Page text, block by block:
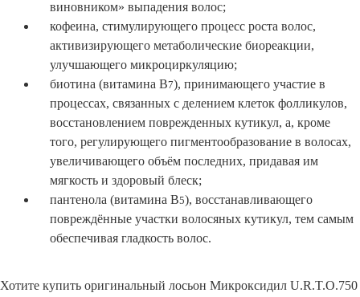
виновником» выпадения волос;
кофеина, стимулирующего процесс роста волос,
активизирующего метаболические биореакции,
улучшающего микроциркуляцию;
биотина (витамина В7), принимающего участие в
процессах, связанных с делением клеток фолликулов,
восстановлением поврежденных кутикул, а, кроме
того, регулирующего пигментообразование в волосах,
увеличивающего объём последних, придавая им
мягкость и здоровый блеск;
пантенола (витамина В5), восстанавливающего
повреждённые участки волосяных кутикул, тем самым
обеспечивая гладкость волос.
Хотите купить оригинальный лосьон Микроксидил U.R.T.O.750